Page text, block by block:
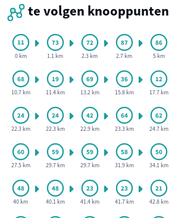
te volgen knooppunten
0 km 1.1 km 2.3 km 2.7 km 5 km
10.7 km 11.4 km 13.2 km 15.8 km 17.7 km
22.3 km 22.3 km 22.9 km 23.3 km 24.7 km
27.5 km 29.7 km 29.7 km 31.9 km 34.1 km
40 km 40.1 km 41.4 km 41.7 km 42.8 km